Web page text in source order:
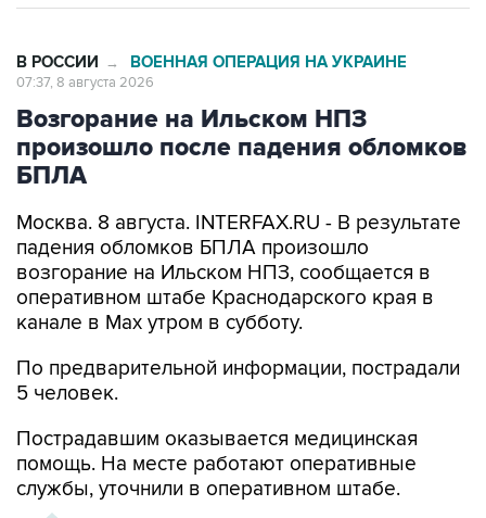
В РОССИИ → ВОЕННАЯ ОПЕРАЦИЯ НА УКРАИНЕ
07:37, 8 августа 2026
Возгорание на Ильском НПЗ
произошло после падения обломков
БПЛА
Москва. 8 августа. INTERFAX.RU - В результате
падения обломков БПЛА произошло
возгорание на Ильском НПЗ, сообщается в
оперативном штабе Краснодарского края в
канале в Max утром в субботу.
По предварительной информации, пострадали
5 человек.
Пострадавшим оказывается медицинская
помощь. На месте работают оперативные
службы, уточнили в оперативном штабе.